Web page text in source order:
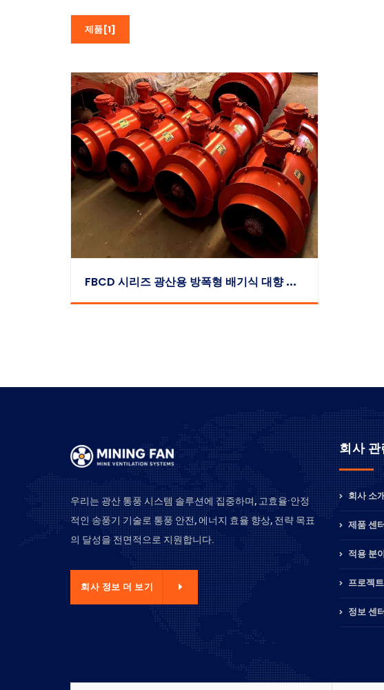
제품[1]
F
BCD 시리즈 광산용 방폭형 배기식 대향 회전 축류 국부 송풍기
우리는 광산 통풍 시스템 솔루션에 집중하며, 고효율·안정
적인 송풍기 기술로 통풍 안전, 에너지 효율 향상, 전략 목표
의 달성을 전면적으로 지원합니다.
회사 정보 더 보기
회사
회사 소
제품 센
적용 분
프로젝
정보 센